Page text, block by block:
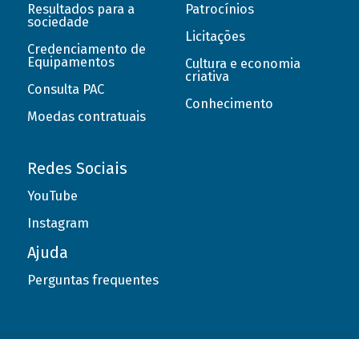
Resultados para a
sociedade
Credenciamento de
Equipamentos
Consulta PAC
Moedas contratuais
Patrocínios
Licitações
Cultura e economia
criativa
Conhecimento
Redes Sociais
YouTube
Instagram
Ajuda
Perguntas frequentes